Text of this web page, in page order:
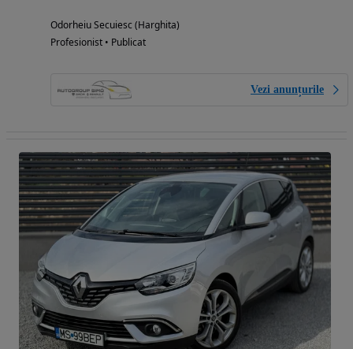
Odorheiu Secuiesc (Harghita)
Profesionist • Publicat
Vezi anunțurile